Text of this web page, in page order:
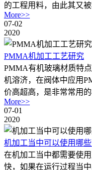
的工程用料，由此其又
More>>
07-02
2020
PMMA机加工工艺研究
PMMA有机玻璃材质特
机溶济，在阀体中应用
价高超高，是非常常用
More>>
07-01
2020
机加工当中可以使用哪
在机加工当中都需要使
快，如果在运行过程当